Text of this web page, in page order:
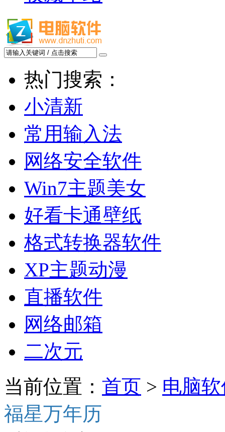
热门搜索：
小清新
常用输入法
网络安全软件
Win7主题美女
好看卡通壁纸
格式转换器软件
XP主题动漫
直播软件
网络邮箱
二次元
当前位置： 首页 > 电脑
福星万年历